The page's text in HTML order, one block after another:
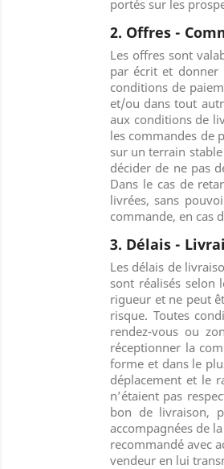
portés sur les
2. Offres -
Les offres sont
par écrit et donner
conditions de
et/ou dans tout
aux conditions de
les commandes de
sur un terrain
décider de ne pas
Dans le cas de
livrées, sans
commande, en cas
3. Délais -
Les délais de
sont réalisés selon
rigueur et ne peut
risque. Toutes
rendez-vous ou
réceptionner la
forme et dans le
déplacement et le
n’étaient pas
bon de livraison,
accompagnées de
recommandé avec
vendeur en lui